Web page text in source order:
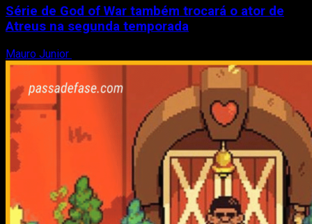
Série de God of War também trocará o ator de
Atreus na segunda temporada
Mauro Junior